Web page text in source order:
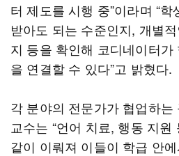
터 제도를 시행 중”이라며 “
받아도 되는 수준인지, 개별
지 등을 확인해 코디네이터가
을 연결할 수 있다”고 밝혔다.
각 분야의 전문가가 협업하
교수는 “언어 치료, 행동 지
같이 이뤄져 이들이 학급 안